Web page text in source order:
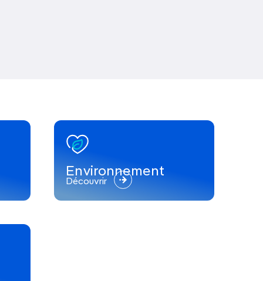
Environnement
Découvrir